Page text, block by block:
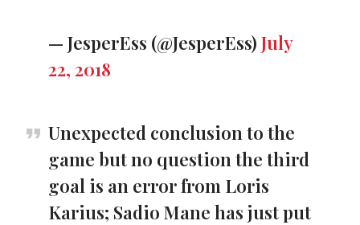
— JesperEss (@JesperEss) July
22, 2018
Unexpected conclusion to the
game but no question the third
goal is an error from Loris
Karius; Sadio Mane has just put